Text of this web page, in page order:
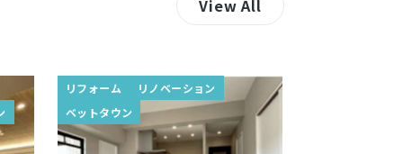
リフォーム
リノベーション
ベットタウン
View All